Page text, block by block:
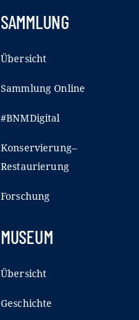
SAMMLUNG
Übersicht
Sammlung Online
#BNMDigital
Konservierung–
Restaurierung
Forschung
MUSEUM
Übersicht
Geschichte